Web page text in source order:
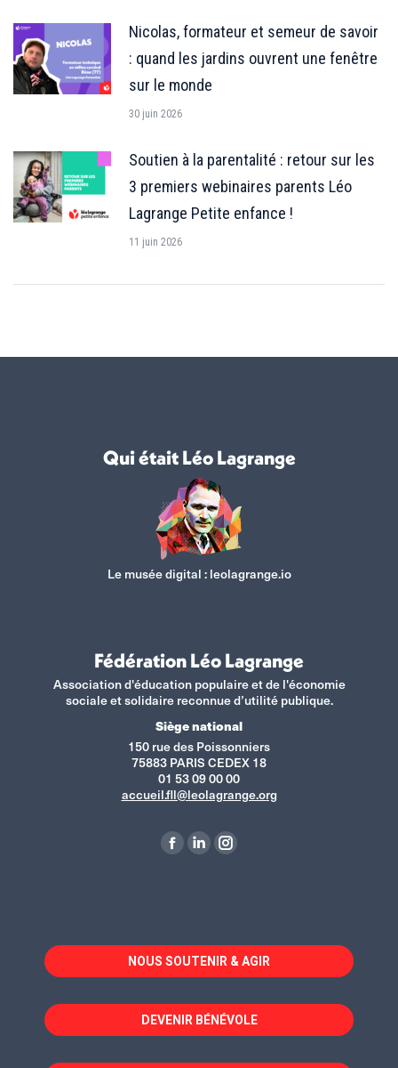
Nicolas, formateur et semeur de savoir
: quand les jardins ouvrent une fenêtre
sur le monde
30 juin 2026
Soutien à la parentalité : retour sur les
3 premiers webinaires parents Léo
Lagrange Petite enfance !
11 juin 2026
Qui était Léo Lagrange
Le musée digital : leolagrange.io
Fédération Léo Lagrange
Association d'éducation populaire et de l'économie
sociale et solidaire reconnue d’utilité publique.
Siège national
150 rue des Poissonniers
75883 PARIS CEDEX 18
01 53 09 00 00
accueil.fll@leolagrange.org
La
dans
une
fenêtre
La
dans
une
fenêtre
La
dans
une
fenêtre
NOUS SOUTENIR & AGIR
DEVENIR BÉNÉVOLE